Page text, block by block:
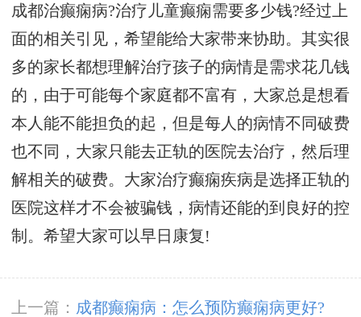
成都治癫痫病?治疗儿童癫痫需要多少钱?经过上
面的相关引见，希望能给大家带来协助。其实很
多的家长都想理解治疗孩子的病情是需求花几钱
的，由于可能每个家庭都不富有，大家总是想看
本人能不能担负的起，但是每人的病情不同破费
也不同，大家只能去正轨的医院去治疗，然后理
解相关的破费。大家治疗癫痫疾病是选择正轨的
医院这样才不会被骗钱，病情还能的到良好的控
制。希望大家可以早日康复!
上一篇： 成都癫痫病：怎么预防癫痫病更好?